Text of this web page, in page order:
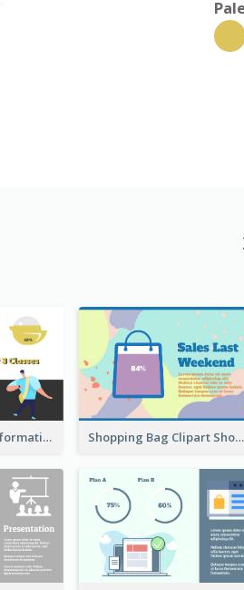
Bird Clipart With Information Shopping Bag Clipart Showing Percentage